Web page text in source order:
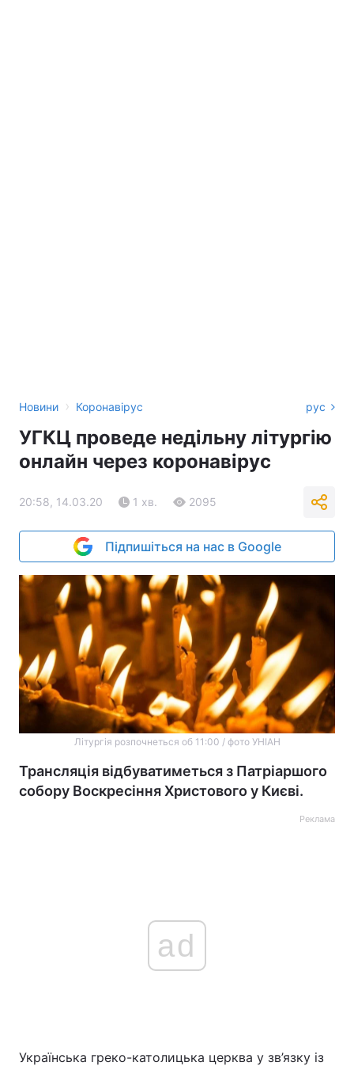
Новини › Коронавірус рус
УГКЦ проведе недільну літургію
онлайн через коронавірус
20:58, 14.03.20 1 хв. 2095
Підпишіться на нас в Google
Літургія розпочнеться об 11:00 / фото УНІАН
Трансляція відбуватиметься з Патріаршого
собору Воскресіння Христового у Києві.
Реклама
ad
Українська греко-католицька церква у зв’язку із